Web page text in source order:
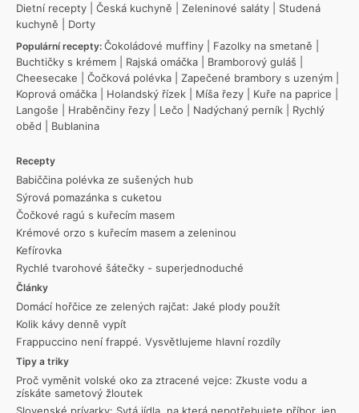
Dietní recepty
Česká kuchyně Zeleninové saláty
Studená
kuchyně
Dorty
Populární recepty: Čokoládové muffiny Fazolky na smetaně
Buchtičky s krémem
Rajská omáčka Bramborový guláš
Cheesecake
Čočková polévka Zapečené brambory s uzeným
Koprová omáčka
Holandský řízek Míša řezy Kuře na paprice
Langoše
Hraběnčiny řezy Lečo Nadýchaný perník
Rychlý
oběd
Bublanina
Recepty
Babiččina polévka ze sušených hub
Sýrová pomazánka s cuketou
Čočkové ragú s kuřecím masem
Krémové orzo s kuřecím masem a zeleninou
Kefírovka
Rychlé tvarohové šátečky - superjednoduché
Články
Domácí hořčice ze zelených rajčat: Jaké plody použít
Kolik kávy denně vypít
Frappuccino není frappé. Vysvětlujeme hlavní rozdíly
Tipy a triky
Proč vyměnit volské oko za ztracené vejce: Zkuste vodu a
získáte sametový žloutek